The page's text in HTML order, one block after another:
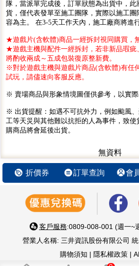
隊，當派單完成後，訂單狀態為出貨中，
貨，僅代表發單至施工團隊，實際以施工
容為主。 在3-5天工作天內，施工廠商將進
★遊戲片(含軟體)商品一經拆封視同購買，
★遊戲主機與配件一經拆封，若非新品瑕疵
將酌收兩成～五成包裝復原整新費。
※對於遊戲主機與遊戲片商品(含軟體)有任
試玩，請儘速向客服反應。
※ 賣場商品與形象情境圖僅供參考，以實
※ 出貨提醒：如遇不可抗外力，例如颱風
工等天災與其他難以抗拒的人為事件，致
購商品將會延後出貨。
無資料
折價券 訂單查詢 會
客戶服務:0809-008-001 (週一~
營業人名稱: 三井資訊股份有限公司
購物須知 | 隱私權政策|
智慧 生活 好鄰居 嚴選優質